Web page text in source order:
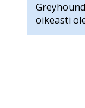
oikeasti